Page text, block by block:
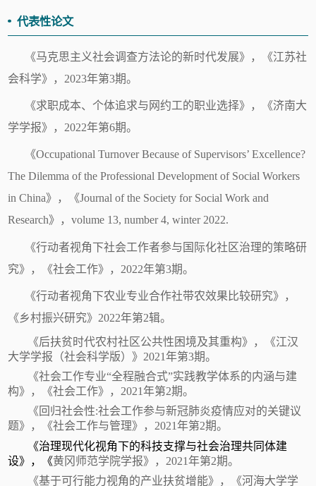
代表性论文
《马克思主义社会调查方法论的新时代发展》，《江苏社
会科学》， 2023年第3期。
《求职成本、个体追求与网约工的职业选择》，《济南大
学学报》， 2022年第6期。
《Occupational Turnover Because of Supervisors’ Excellence?
The Dilemma of the Professional Development of Social Workers
in China》，《Journal of the Society for Social Work and
Research》，volume 13, number 4, winter 2022.
《行动者视角下社会工作者参与国际化社区治理的策略研
究》，《社会工作》， 2022年第3期。
《行动者视角下农业专业合作社带农效果比较研究》，
《乡村振兴研究》 2022年第2辑。
《后扶贫时代农村社区公共性困境及其重构》，《江汉
大学学报（社会科学版）》 2021年第3期。
《社会工作专业“全程融合式”实践教学体系的内涵与建
构》，《社会工作》，2021年第2期。
《回归社会性:社会工作参与新冠肺炎疫情应对的关键议
题》，《社会工作与管理》，2021年第2期。
《治理现代化视角下的科技支撑与社会治理共同体建
设》，《黄冈师范学院学报》，2021年第2期。
《基于可行能力视角的产业扶贫增能》，《河海大学学